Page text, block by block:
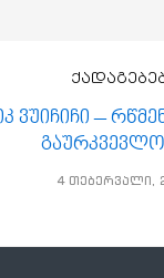
ვუიჩიჩი –
4 თებერვალი,